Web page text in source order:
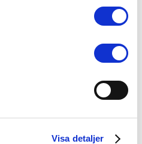
Visa detaljer
regional kollektivtrafik,
regionala utvecklingsarbetet.
fördelade över landskapen
etta inom